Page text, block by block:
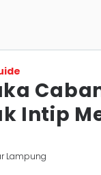
Intip
Lampung